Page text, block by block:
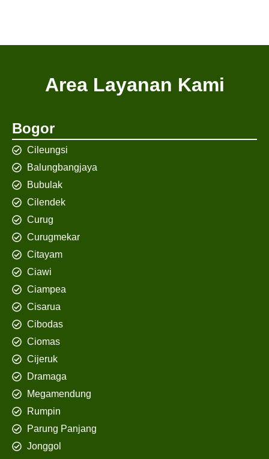
Area Layanan Kami
Bogor
Cileungsi
Balungbangjaya
Bubulak
Cilendek
Curug
Curugmekar
Citayam
Ciawi
Ciampea
Cisarua
Cibodas
Ciomas
Cijeruk
Dramaga
Megamendung
Rumpin
Parung Panjang
Jonggol